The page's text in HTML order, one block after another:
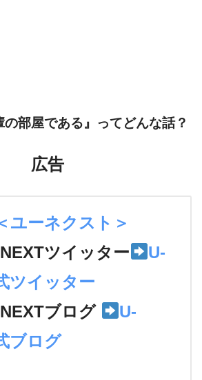
部屋である』ってどんな話？
広告
ユーネクスト＞
ツイッター
U-
ツイッター
ブログ
U-
ブログ